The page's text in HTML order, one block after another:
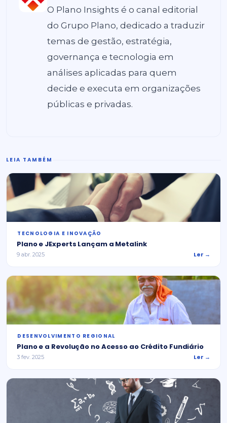
O Plano Insights é o canal editorial
do Grupo Plano, dedicado a traduzir
temas de gestão, estratégia,
governança e tecnologia em
análises aplicadas para quem
decide e executa em organizações
públicas e privadas.
LEIA TAMBÉM
⁠TECNOLOGIA E INOVAÇÃO
Plano e JExperts Lançam a Metalink
9 abr. 2025 Ler →
⁠DESENVOLVIMENTO REGIONAL
Plano e a Revolução no Acesso ao Crédito Fundiário
3 fev. 2025 Ler →